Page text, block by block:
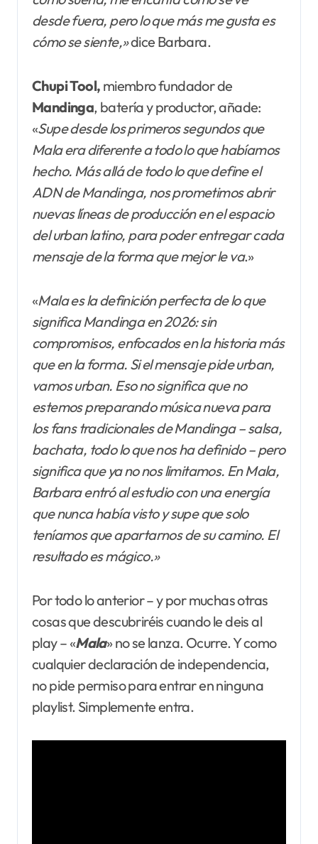
desde fuera, pero lo que más me gusta es
cómo se siente,»dice Barbara.
Chupi Tool, miembro fundador de
Mandinga, batería y productor, añade:
«Supe desde los primeros segundos que
Mala era diferente a todo lo que habíamos
hecho. Más allá de todo lo que define el
ADN de Mandinga, nos prometimos abrir
nuevas líneas de producción en el espacio
del urban latino, para poder entregar cada
mensaje de la forma que mejor le va.»
«Mala es la definición perfecta de lo que
significa Mandinga en 2026: sin
compromisos, enfocados en la historia más
que en la forma. Si el mensaje pide urban,
vamos urban. Eso no significa que no
estemos preparando música nueva para
los fans tradicionales de Mandinga – salsa,
bachata, todo lo que nos ha definido – pero
significa que ya no nos limitamos. En Mala,
Barbara entró al estudio con unaenergía
que nunca había visto y supe que solo
teníamos que apartarnos de su camino. El
resultado es mágico.»
Por todo lo anterior – y por muchas otras
cosas que descubriréis cuando le deis al
play – «Mala» no se lanza. Ocurre. Y como
cualquier declaración de independencia,
no pide permiso para entrar en ninguna
playlist. Simplemente entra.